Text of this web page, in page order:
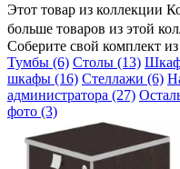
Этот товар из коллекции
больше товаров из этой
Соберите свой комплект
Тумбы (6) Столы (13)
шкафы (16) Стеллажи (6)
администратора (27)
фото (3)